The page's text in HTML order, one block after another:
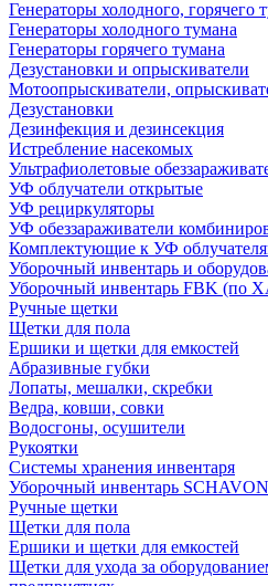
Генераторы холодного, горячего
Генераторы холодного тумана
Генераторы горячего тумана
Дезустановки и опрыскиватели
Мотоопрыскиватели,
Дезустановки
Дезинфекция и дезинсекция
Истребление насекомых
Ультрафиолетовые
УФ облучатели открытые
УФ рециркуляторы
УФ обеззараживатели
Комплектующие к УФ
Уборочный инвентарь и
Уборочный инвентарь FBK (по
Ручные щетки
Щетки для пола
Ершики и щетки для емкостей
Абразивные губки
Лопаты, мешалки, скребки
Ведра, ковши, совки
Водосгоны, осушители
Рукоятки
Системы хранения инвентаря
Уборочный инвентарь
Ручные щетки
Щетки для пола
Ершики и щетки для емкостей
Щетки для ухода за